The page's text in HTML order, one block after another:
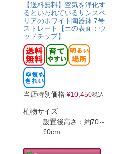
【送料無料】空気を浄化す
るといわれているサンスベ
リアのホワイト陶器鉢 7号
ストレート【土の表面：ウ
ッドチップ】
当店特別価格 ¥10,450税込
植物サイズ
設置後高さ：約70～
90cm